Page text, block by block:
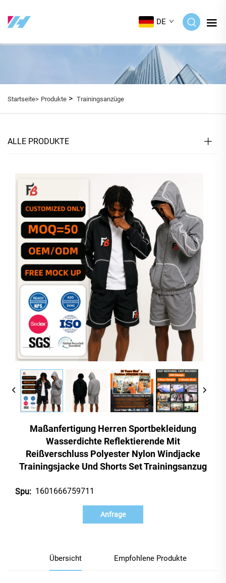
DE
Startseite> Produkte > Trainingsanzüge
ALLE PRODUKTE
Maßanfertigung Herren Sportbekleidung
Wasserdichte Reflektierende Mit
Reißverschluss Polyester Nylon Windjacke
Trainingsjacke Und Shorts Set Trainingsanzug
Spu: 1601666759711
Anfrage
Übersicht Empfohlene Produkte